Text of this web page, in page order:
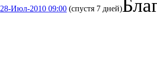
28-Июл-2010 09:00 (спустя 7 дней)